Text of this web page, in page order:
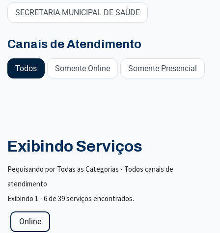
SECRETARIA MUNICIPAL DE SAÚDE
Canais de Atendimento
Todos Somente Online Somente Presencial
Exibindo Serviços
Pequisando por Todas as Categorias - Todos canais de
atendimento
Exibindo 1 - 6 de 39 serviços encontrados.
Online